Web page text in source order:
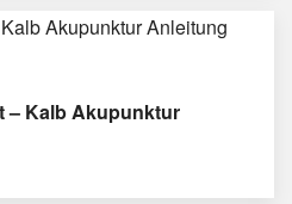
– Kalb Akupunktur